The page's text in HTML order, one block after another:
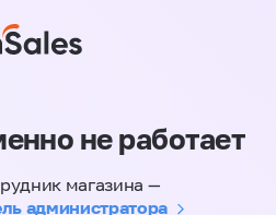
не работает
магазина —
администратора